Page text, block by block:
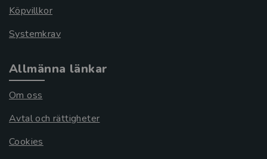
Köpvillkor
Systemkrav
Allmänna länkar
Om oss
Avtal och rättigheter
Cookies